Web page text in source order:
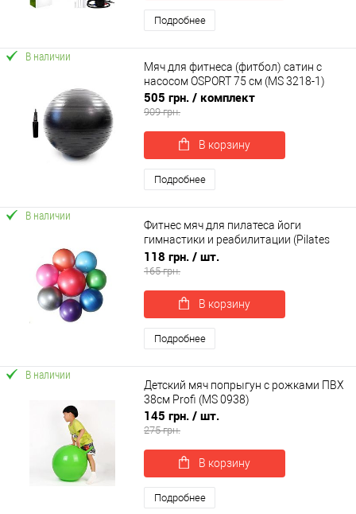
Подробнее
В наличии
Мяч для фитнеса (фитбол) сатин с
насосом OSPORT 75 см (MS 3218-1)
505 грн. / комплект
909 грн.
В корзину
Подробнее
В наличии
Фитнес мяч для пилатеса йоги
гимнастики и реабилитации (Pilates
ball) 25см OSPORT (OF-0305)
118 грн. / шт.
165 грн.
В корзину
Подробнее
В наличии
Детский мяч попрыгун с рожками ПВХ
38см Profi (MS 0938)
145 грн. / шт.
275 грн.
В корзину
Подробнее